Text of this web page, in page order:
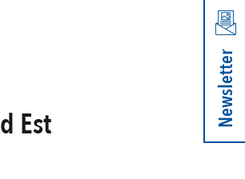
Est Newsletter